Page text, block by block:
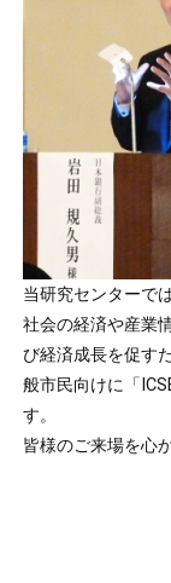
当研究センターで
社会の経済や産業
び経済成長を促す
般市民向けに「
す。
皆様のご来場を心